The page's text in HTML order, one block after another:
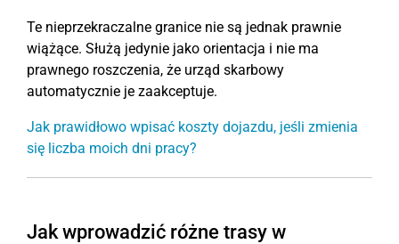
Te nieprzekraczalne granice nie są jednak prawnie
wiążące. Służą jedynie jako orientacja i nie ma
prawnego roszczenia, że urząd skarbowy
automatycznie je zaakceptuje.
Jak prawidłowo wpisać koszty dojazdu, jeśli zmienia
się liczba moich dni pracy?
Jak wprowadzić różne trasy w